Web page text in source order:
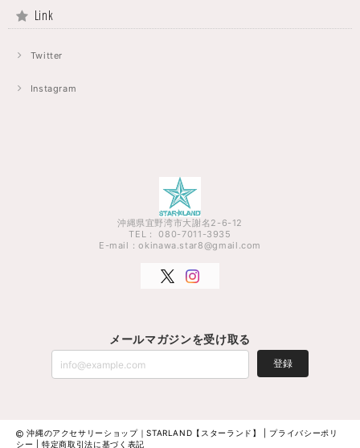
Link
Twitter
Instagram
沖縄県宜野湾市大謝名2-6-12
TEL： 080-7011-3935
E-mail：okinawa.star8@gmail.com
メールマガジンを受け取る
登録
沖縄のアクセサリーショップ｜STARLAND【スターランド】 | プライバシーポリ
シー
|特定商取引法に基づく表記